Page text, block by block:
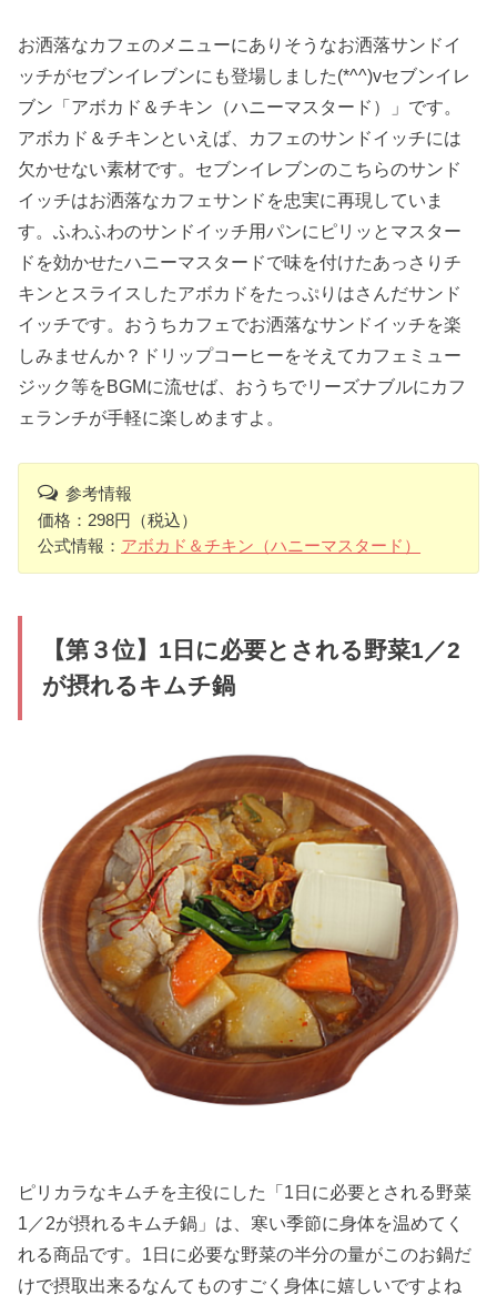
お洒落なカフェのメニューにありそうなお洒落サンドイ
ッチがセブンイレブンにも登場しました(*^^)vセブンイレ
ブン「アボカド＆チキン（ハニーマスタード）」です。
アボカド＆チキンといえば、カフェのサンドイッチには
欠かせない素材です。セブンイレブンのこちらのサンド
イッチはお洒落なカフェサンドを忠実に再現していま
す。ふわふわのサンドイッチ用パンにピリッとマスター
ドを効かせたハニーマスタードで味を付けたあっさりチ
キンとスライスしたアボカドをたっぷりはさんだサンド
イッチです。おうちカフェでお洒落なサンドイッチを楽
しみませんか？ドリップコーヒーをそえてカフェミュー
ジック等をBGMに流せば、おうちでリーズナブルにカフ
ェランチが手軽に楽しめますよ。
参考情報
価格：298円（税込）
公式情報： アボカド＆チキン（ハニーマスタード）
【第３位】1日に必要とされる野菜1／2
が摂れるキムチ鍋
ピリカラなキムチを主役にした「1日に必要とされる野菜
1／2が摂れるキムチ鍋」は、寒い季節に身体を温めてく
れる商品です。1日に必要な野菜の半分の量がこのお鍋だ
けで摂取出来るなんてものすごく身体に嬉しいですよね